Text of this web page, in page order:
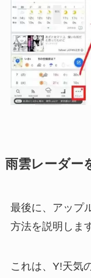
雨雲レーダー
最後に、アップ
方法を説明しま
これは、Y!天気